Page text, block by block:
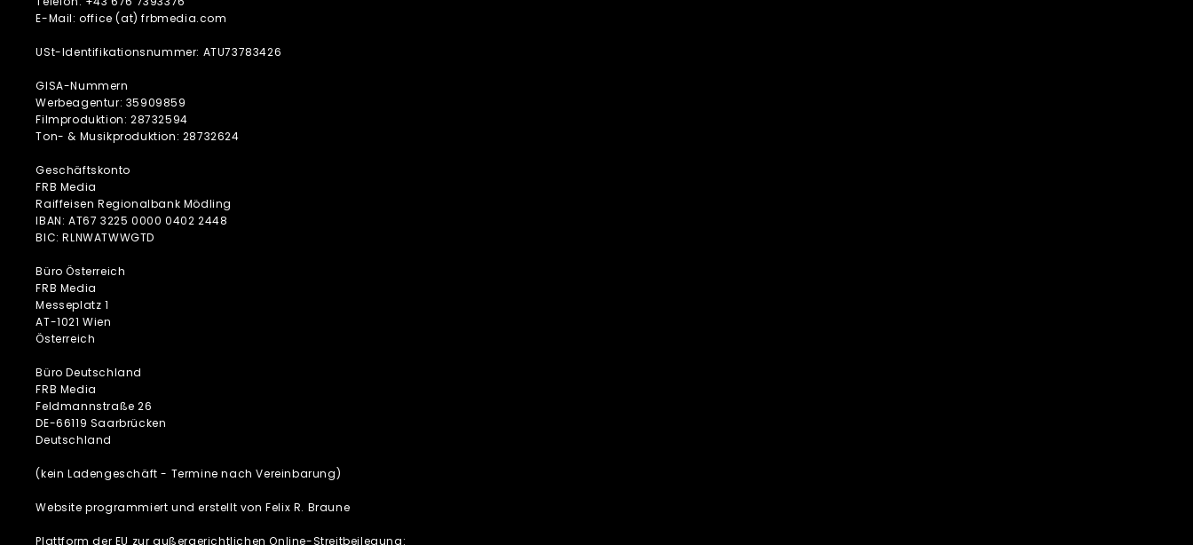
E-Mail: office (at) frbmedia.com
USt-Identifikationsnummer: ATU73783426
GISA-Nummern
Werbeagentur: 35909859
Filmproduktion: 28732594
Ton- & Musikproduktion: 28732624
Geschäftskonto
FRB Media
Raiffeisen Regionalbank Mödling
IBAN: AT67 3225 0000 0402 2448
BIC: RLNWATWWGTD
Büro Österreich
FRB Media
Messeplatz 1
AT-1021 Wien
Österreich
Büro Deutschland
FRB Media
Feldmannstraße 26
DE-66119 Saarbrücken
Deutschland
(kein Ladengeschäft - Termine nach Vereinbarung)
Website programmiert und erstellt von Felix R. Braune
Plattform der EU zur außergerichtlichen Online-Streitbeilegung: